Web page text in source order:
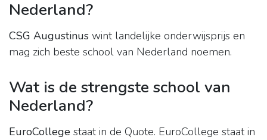
Nederland?
CSG Augustinus wint landelijke onderwijsprijs en
mag zich beste school van Nederland noemen.
Wat is de strengste school van
Nederland?
EuroCollege staat in de Quote. EuroCollege staat in